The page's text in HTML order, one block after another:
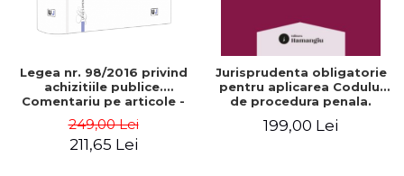
Legea nr. 98/2016 privind
achizitiile publice.
Comentariu pe articole -
Madalina Cioara, Mariana
Fagarasan, Irina-Alexandra
249,00 Lei
211,65 Lei
Jurisprudenta obligatorie
pentru aplicarea Codului
de procedura penala.
martie 2026
199,00 Lei